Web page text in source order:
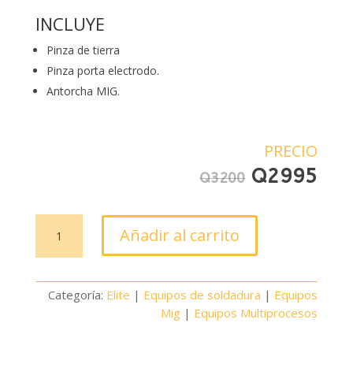
INCLUYE
Pinza de tierra
Pinza porta electrodo.
Antorcha MIG.
PRECIO
Q3200 El
original
Q3200.
Q2995
MULTIPROCESO
ELITE
cantidad
Añadir al carrito
Categoría: Elite | Equipos de soldadura | Equipos
Mig | Equipos Multiprocesos